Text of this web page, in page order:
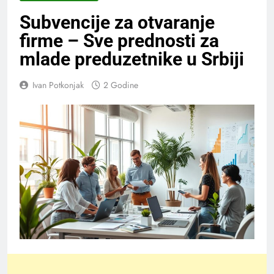
Subvencije za otvaranje
firme – Sve prednosti za
mlade preduzetnike u Srbiji
Ivan Potkonjak 2 Godine